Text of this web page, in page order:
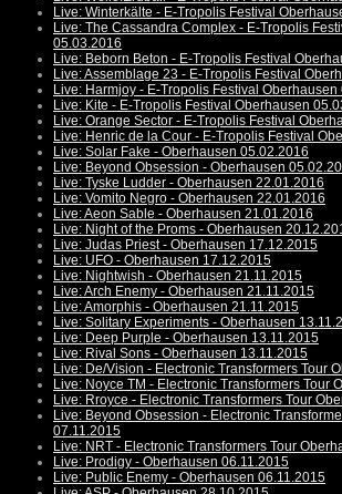
Live: Winterkälte - E-Tropolis Festival
Live: The Cassandra Complex - E-Tropolis
05.03.2016
Live: Beborn Beton - E-Tropolis Festival
Live: Assemblage 23 - E-Tropolis Festival
Live: Harmjoy - E-Tropolis Festival Oberhausen
Live: Kite - E-Tropolis Festival Oberhausen
Live: Orange Sector - E-Tropolis Festival
Live: Henric de la Cour - E-Tropolis Festival
Live: Solar Fake - Oberhausen 05.02.2016
Live: Beyond Obsession - Oberhausen
Live: Tyske Ludder - Oberhausen 22.01.2016
Live: Vomito Negro - Oberhausen 22.01.2016
Live: Aeon Sable - Oberhausen 21.01.2016
Live: Night of the Proms - Oberhausen
Live: Judas Priest - Oberhausen 17.12.2015
Live: UFO - Oberhausen 17.12.2015
Live: Nightwish - Oberhausen 21.11.2015
Live: Arch Enemy - Oberhausen 21.11.2015
Live: Amorphis - Oberhausen 21.11.2015
Live: Solitary Experiments - Oberhausen
Live: Deep Purple - Oberhausen 13.11.2015
Live: Rival Sons - Oberhausen 13.11.2015
Live: De/Vision - Electronic Transformers Tour
Live: Noyce TM - Electronic Transformers Tour
Live: Rroyce - Electronic Transformers Tour
Live: Beyond Obsession - Electronic
07.11.2015
Live: NRT - Electronic Transformers Tour
Live: Prodigy - Oberhausen 06.11.2015
Live: Public Enemy - Oberhausen 06.11.2015